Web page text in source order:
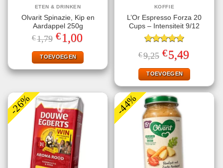
ETEN & DRINKEN
Olvarit Spinazie, Kip en
Aardappel 250g
€1,79 Oorspronkelijke
prijs
was:
€1,79.
€1,00
is:
€1,00.
TOEVOEGEN
KOFFIE
L’Or Espresso Forza 20
Cups – Intensiteit 9/12
Gewaardeerd
5.00uit 5
€9,25 Oorspronkelijke
prijs
was:
€9,25.
€5,49
is:
€5,49.
TOEVOEGEN
-26% -44%